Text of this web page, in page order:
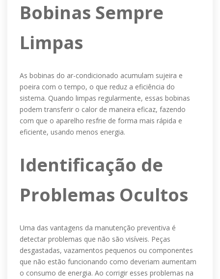
Bobinas Sempre
Limpas
As bobinas do ar-condicionado acumulam sujeira e
poeira com o tempo, o que reduz a eficiência do
sistema. Quando limpas regularmente, essas bobinas
podem transferir o calor de maneira eficaz, fazendo
com que o aparelho resfrie de forma mais rápida e
eficiente, usando menos energia.
Identificação de
Problemas Ocultos
Uma das vantagens da manutenção preventiva é
detectar problemas que não são visíveis. Peças
desgastadas, vazamentos pequenos ou componentes
que não estão funcionando como deveriam aumentam
o consumo de energia. Ao corrigir esses problemas na